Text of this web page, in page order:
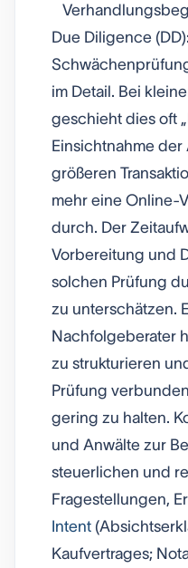
Due Diligence
im Detail. Bei
geschieht dies oft
Einsichtnahme der
größeren
mehr eine Online-
durch. Der
Vorbereitung und
solchen Prüfung
zu unterschätzen.
Nachfolgeberater
zu strukturieren
Prüfung
gering zu halten.
und Anwälte zur
steuerlichen und
Fragestellungen,
Intent
Kaufvertrages;